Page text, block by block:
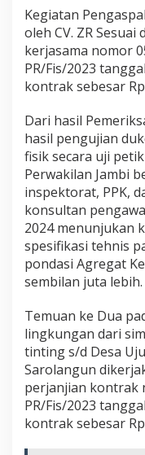
e
r
w
a
k
l
a
n
J
a
m
b
i
K
d
s
P
U
-
P
Kegiatan
oleh CV. ZR
kerjasama nomor
PR/Fis/2023
kontrak sebesar Rp
Dari hasil
hasil pengujian
fisik secara uji
Perwakilan Jambi
inspektorat, PPK,
konsultan
2024 menunjukan
spesifikasi tehnis
pondasi Agregat
sembilan juta lebih.
Temuan ke Dua
lingkungan dari
tinting s/d Desa
Sarolangun
perjanjian kontrak
PR/Fis/2023
kontrak sebesar Rp